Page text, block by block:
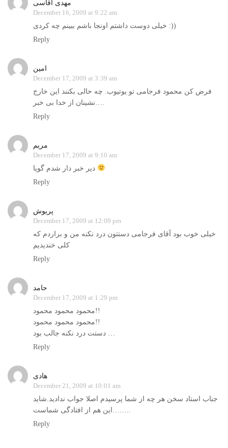
مهدی آقاسی
December 16, 2009 at 9:22 am
خيلی دوست داشتم اونجا باشم ببينم چه کردی :))
Reply
امین
December 17, 2009 at 3:39 am
فرض کن محمود فرجامی تو یوتیوب. چه حالی بکنند این خارج
نشینان از خدا بی خبر….
Reply
مریم
December 17, 2009 at 9:10 am
Reply
پریوش
December 17, 2009 at 12:09 pm
خیلی خوب بود آقای فرجامی دستتون درد نکنه من و براردم که
کلی خندیدیم
Reply
حامد
December 17, 2009 at 1:29 pm
محمود محمود محمود!!
محمود محمود محمود!!
دستت درد نکنه جالب بود …
Reply
هادی
December 21, 2009 at 10:01 am
جناب استاد سخن هر چه از شما پرسیدم اصلا جواب ندادید.شاید
این هم از افتادگی شماست……..
Reply